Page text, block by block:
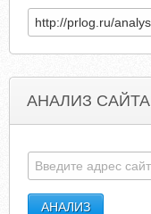
АНАЛИЗ САЙТА